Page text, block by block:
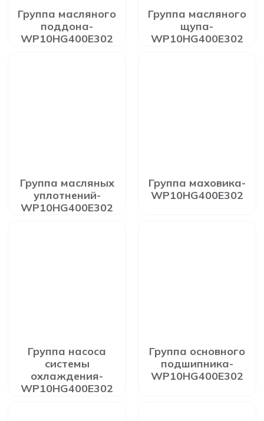
Группа масляного
поддона-
WP10HG400E302
Группа масляного
щупа-
WP10HG400E302
Группа масляных
уплотнений-
WP10HG400E302
Группа маховика-
WP10HG400E302
Группа насоса
системы
охлаждения-
WP10HG400E302
Группа основного
подшипника-
WP10HG400E302